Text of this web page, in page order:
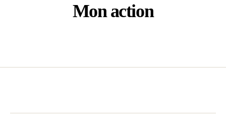
Mon action